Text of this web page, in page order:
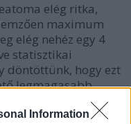
Information
elég ritka,
maximum
elég nehéz egy 4
statisztikai
döntöttünk, hogy ezt
legmagasabb
PhD hallgatóm